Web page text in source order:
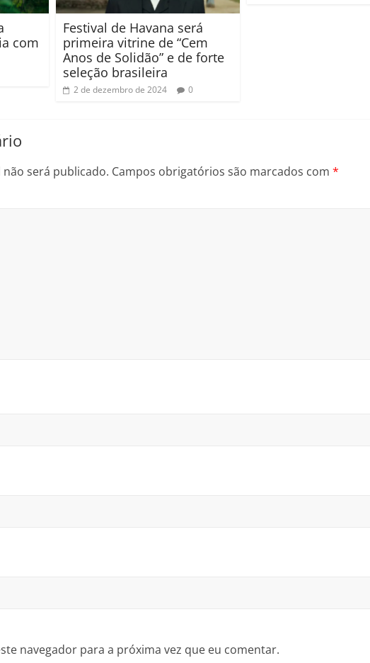
com
Festival de Havana será
primeira vitrine de “Cem
Anos de Solidão” e de forte
seleção brasileira
2 de dezembro de 2024 0
não será publicado. Campos obrigatórios são marcados com *
navegador para a próxima vez que eu comentar.